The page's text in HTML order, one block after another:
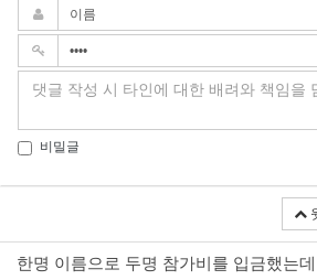
비밀글
한명 이름으로 두명 참가비를 입금했는